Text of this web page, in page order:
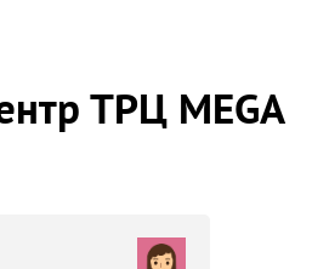
ТРЦ MEGA